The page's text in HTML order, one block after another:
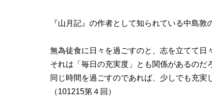
『山月記』の作者として知られている中島敦
無為徒食に日々を過ごすのと、志を立てて日
それは「毎日の充実度」とも関係があるのだ
同じ時間を過ごすのであれば、少しでも充実
（101215第４回）